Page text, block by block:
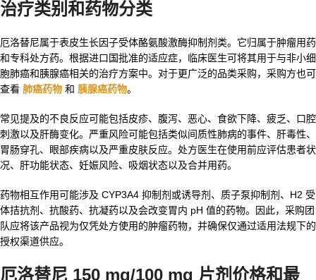
治疗类别和药物分类
厄洛替尼属于表皮生长因子受体酪氨酸激酶抑制剂类。它归属于肿瘤用药
和专科处方药。根据进口国批准的适应症，临床医生可将其用于与非小细
胞肺癌和胰腺癌相关的治疗方案中。对于更广泛的品类采购，采购方也可
查看 肺癌药物 和 胰腺癌药物。
常见提及的不良反应可能包括皮疹、腹泻、恶心、食欲下降、疲乏、口腔
刺激以及肝酶变化。严重风险可能包括类似间质性肺病的事件、肝毒性、
胃肠穿孔、眼部疾病以及严重皮肤反应。处方医生在使用前应评估患者状
况、肝功能状态、妊娠风险、吸烟状态以及合并用药。
药物相互作用可能涉及 CYP3A4 抑制剂或诱导剂、质子泵抑制剂、H2 受
体拮抗剂、抗酸药、抗凝药以及会改变胃内 pH 值的药物。因此，采购团
队应将该产品视为仅凭处方使用的肿瘤药物，并确保仅通过适用法规下的
授权渠道供应。
厄洛替尼 150 mg/100 mg 片剂价格和最